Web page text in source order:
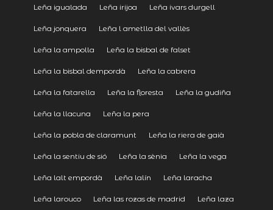
Leña igualada Leña irijoa Leña ivars durgell
Leña jonquera Leña l ametlla del vallès
Leña la ampolla Leña la bisbal de falset
Leña la bisbal dempordà Leña la cabrera
Leña la fatarella Leña la floresta Leña la gudiña
Leña la llacuna Leña la pera
Leña la pobla de claramunt Leña la riera de gaià
Leña la sentiu de sió Leña la sènia Leña la vega
Leña lalt empordà Leña lalín Leña laracha
Leña larouco Leña las rozas de madrid Leña laza